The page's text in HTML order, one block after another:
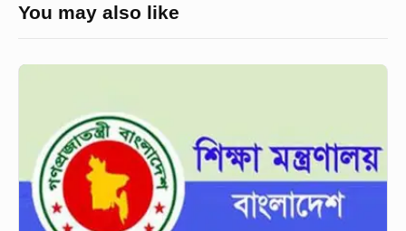
You may also like
জানুয়ারি,
আবেদন